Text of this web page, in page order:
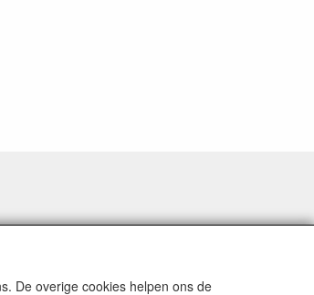
De overige cookies helpen ons de